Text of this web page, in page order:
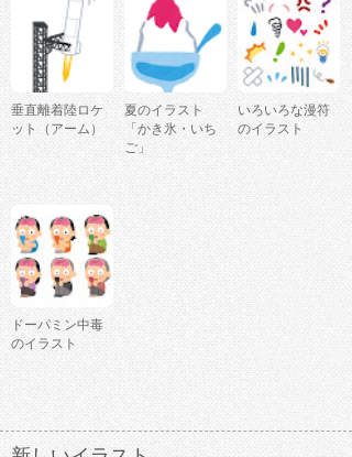
垂直離着陸ロケ
ット（アーム）
夏のイラスト
「かき氷・いち
ご」
いろいろな漫符
のイラスト
ドーパミン中毒
のイラスト